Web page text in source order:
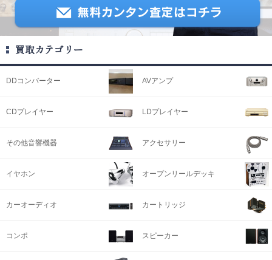
買取カテゴリー
DDコンバーター AVアンプ
CDプレイヤー LDプレイヤー
その他音響機器 アクセサリー
イヤホン オープンリールデッキ
カーオーディオ カートリッジ
コンポ スピーカー